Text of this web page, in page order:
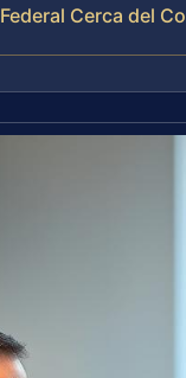
Cerca del